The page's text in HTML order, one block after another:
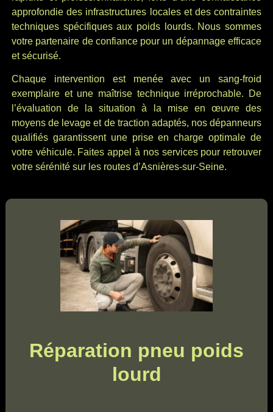
approfondie des infrastructures locales et des contraintes
techniques spécifiques aux poids lourds. Nous sommes
votre partenaire de confiance pour un dépannage efficace
et sécurisé.
Chaque intervention est menée avec un sang-froid
exemplaire et une maîtrise technique irréprochable. De
l’évaluation de la situation à la mise en œuvre des
moyens de levage et de traction adaptés, nos dépanneurs
qualifiés garantissent une prise en charge optimale de
votre véhicule. Faites appel à nos services pour retrouver
votre sérénité sur les routes d’Asnières-sur-Seine.
Réparation pneu poids
lourd